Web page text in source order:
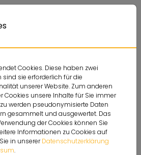
Themen Service
Cookies. Diese haben zwei
sind sie erforderlich für die
unserer Website. Zum anderen
Cookies unsere Inhalte für Sie immer
werden pseudonymisierte Daten
gesammelt und ausgewertet. Das
der Cookies können Sie
Informationen zu Cookies auf
in unsererDatenschutzerklärung
.